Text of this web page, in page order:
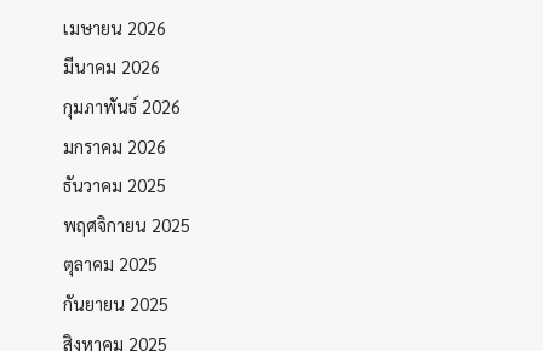
เมษายน 2026
มีนาคม 2026
กุมภาพันธ์ 2026
มกราคม 2026
ธันวาคม 2025
พฤศจิกายน 2025
ตุลาคม 2025
กันยายน 2025
สิงหาคม 2025